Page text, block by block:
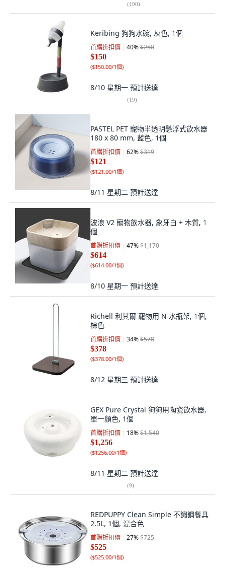
(190)
Keribing 狗狗水碗, 灰色, 1個
首購折扣價 40%$250
$150
($150.00/1個)
8/10 星期一 預計送達
(19)
PASTEL PET 寵物半透明懸浮式飲水器
180 x 80 mm, 藍色, 1個
首購折扣價 62%$319
$121
($121.00/1個)
8/11 星期二 預計送達
波浪 V2 寵物飲水器, 象牙白 + 木質, 1
個
首購折扣價 47%$1,170
$614
($614.00/1個)
8/10 星期一 預計送達
Richell 利其爾 寵物用 N 水瓶架, 1個,
棕色
首購折扣價 34%$578
$378
($378.00/1個)
8/12 星期三 預計送達
GEX Pure Crystal 狗狗用陶瓷飲水器,
單一顏色, 1個
首購折扣價 18%$1,540
$1,256
($1256.00/1個)
8/11 星期二 預計送達
(9)
REDPUPPY Clean Simple 不鏽鋼餐具
2.5L, 1個, 混合色
首購折扣價 27%$725
$525
($525.00/1個)